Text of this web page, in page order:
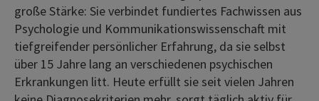
große Stärke: Sie verbindet fundiertes Fachwissen aus
Psychologie und Kommunikationswissenschaft mit
tiefgreifender persönlicher Erfahrung, da sie selbst
über 15 Jahre lang an verschiedenen psychischen
Erkrankungen litt. Heute erfüllt sie seit vielen Jahren